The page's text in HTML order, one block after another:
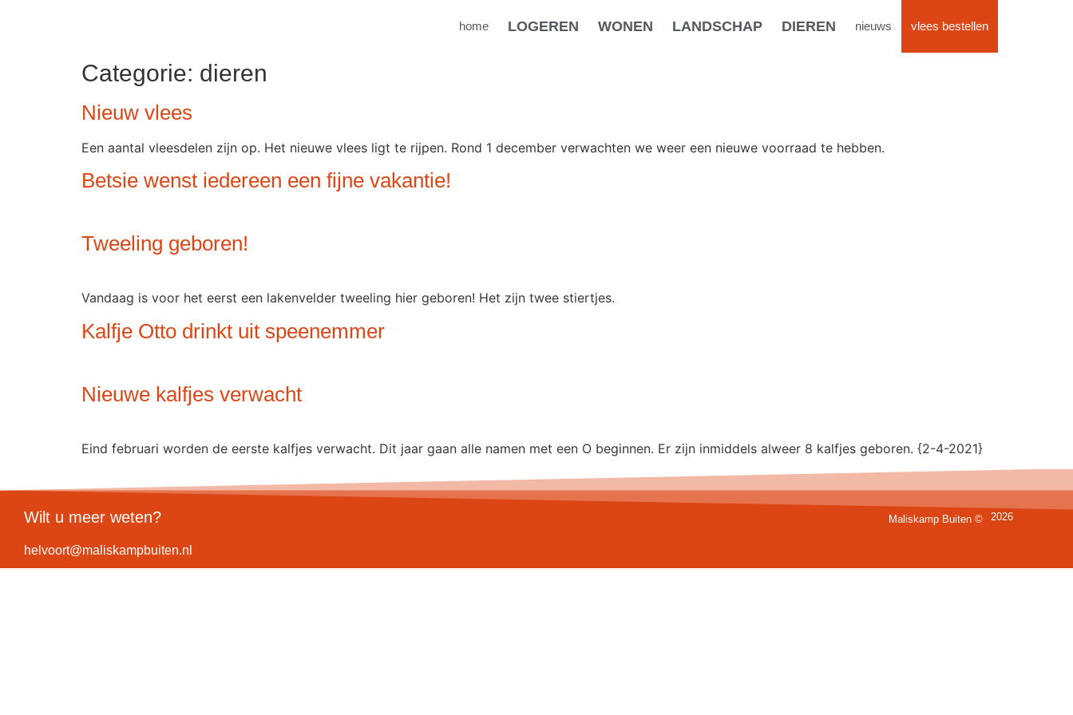
home LOGEREN WONEN LANDSCHAP DIEREN nieuws vlees bestellen
Categorie: dieren
Nieuw vlees
Een aantal vleesdelen zijn op. Het nieuwe vlees ligt te rijpen. Rond 1 december verwachten we weer een nieuwe voorraad te hebben.
Betsie wenst iedereen een fijne vakantie!
Tweeling geboren!
Vandaag is voor het eerst een lakenvelder tweeling hier geboren! Het zijn twee stiertjes.
Kalfje Otto drinkt uit speenemmer
Nieuwe kalfjes verwacht
Eind februari worden de eerste kalfjes verwacht. Dit jaar gaan alle namen met een O beginnen. Er zijn inmiddels alweer 8 kalfjes geboren. {2-4-2021}
Wilt u meer weten?
helvoort@maliskampbuiten.nl
2026
Maliskamp Buiten ©